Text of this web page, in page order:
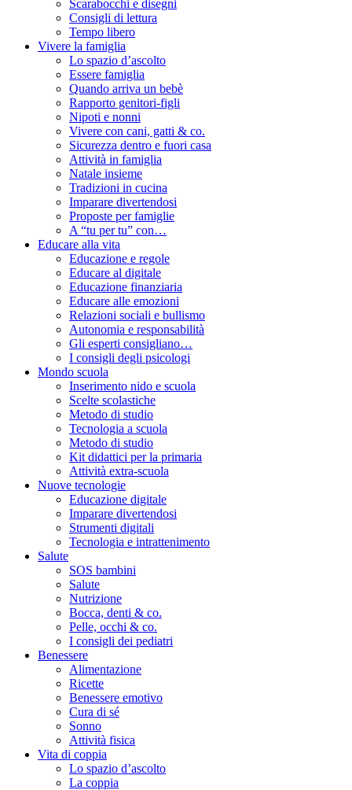
Scarabocchi e disegni
Consigli di lettura
Tempo libero
Vivere la famiglia
Lo spazio d’ascolto
Essere famiglia
Quando arriva un bebè
Rapporto genitori-figli
Nipoti e nonni
Vivere con cani, gatti & co.
Sicurezza dentro e fuori casa
Attività in famiglia
Natale insieme
Tradizioni in cucina
Imparare divertendosi
Proposte per famiglie
A “tu per tu” con…
Educare alla vita
Educazione e regole
Educare al digitale
Educazione finanziaria
Educare alle emozioni
Relazioni sociali e bullismo
Autonomia e responsabilità
Gli esperti consigliano…
I consigli degli psicologi
Mondo scuola
Inserimento nido e scuola
Scelte scolastiche
Metodo di studio
Tecnologia a scuola
Metodo di studio
Kit didattici per la primaria
Attività extra-scuola
Nuove tecnologie
Educazione digitale
Imparare divertendosi
Strumenti digitali
Tecnologia e intrattenimento
Salute
SOS bambini
Salute
Nutrizione
Bocca, denti & co.
Pelle, occhi & co.
I consigli dei pediatri
Benessere
Alimentazione
Ricette
Benessere emotivo
Cura di sé
Sonno
Attività fisica
Vita di coppia
Lo spazio d’ascolto
La coppia